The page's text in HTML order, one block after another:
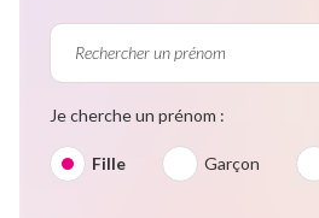
Je cherche un prénom :
Fille Garçon